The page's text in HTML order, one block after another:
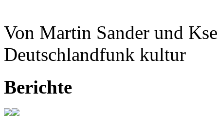
Von Martin Sander und
Deutschlandfunk kultur
Berichte